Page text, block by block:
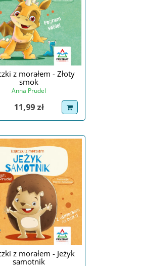
z morałem - Złoty
smok
Anna Prudel
product
Cena
11,99 zł dodaj do koszyka
z morałem - Jeżyk
samotnik